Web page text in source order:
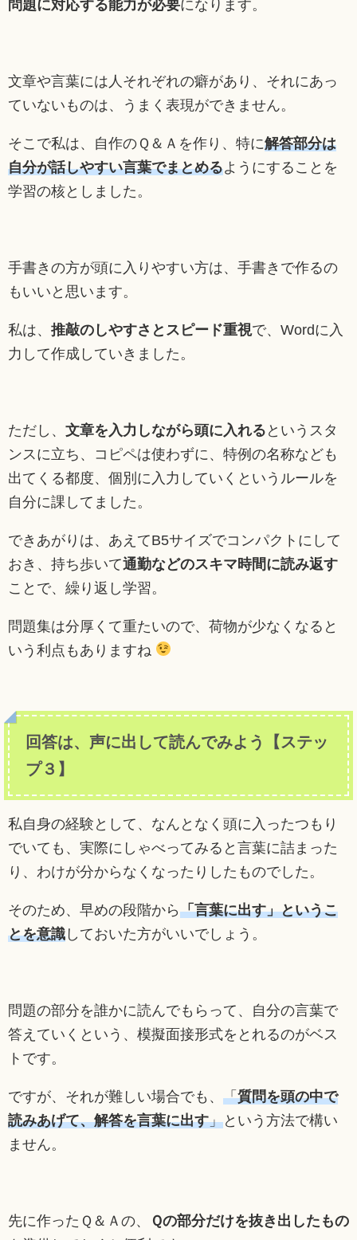
問題に対応する能力が必要になります。
文章や言葉には人それぞれの癖があり、それにあっ
ていないものは、うまく表現ができません。
そこで私は、自作のＱ＆Ａを作り、特に解答部分は
自分が話しやすい言葉でまとめるようにすることを
学習の核としました。
手書きの方が頭に入りやすい方は、手書きで作るの
もいいと思います。
私は、 推敲のしやすさとスピード重視で、Wordに入
力して作成していきました。
ただし、 文章を入力しながら頭に入れる というスタ
ンスに立ち、コピペは使わずに、特例の名称なども
出てくる都度、個別に入力していくというルールを
自分に課してました。
できあがりは、あえてB5サイズでコンパクトにして
おき、持ち歩いて通勤などのスキマ時間に読み返す
ことで、繰り返し学習。
問題集は分厚くて重たいので、荷物が少なくなると
いう利点もありますね
回答は、声に出して読んでみよう【ステッ
プ３】
私自身の経験として、なんとなく頭に入ったつもり
でいても、実際にしゃべってみると言葉に詰まった
り、わけが分からなくなったりしたものでした。
そのため、早めの段階から「言葉に出す」というこ
とを意識 しておいた方がいいでしょう。
問題の部分を誰かに読んでもらって、自分の言葉で
答えていくという、模擬面接形式をとれるのがベス
トです。
ですが、それが難しい場合でも、 「質問を頭の中で
読みあげて、解答を言葉に出す」という方法で構い
ません。
先に作ったＱ＆Ａの、
Ｑの部分だけを抜き出したもの